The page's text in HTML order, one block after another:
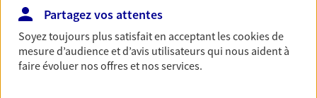
ou grande lectrice… personne n'est à l'abri d'un
accident du quotidien. Avec Ma Protection
Accident, protégez votre qualité de vie et vos
revenus.
Partagez vos attentes
Soyez toujours plus satisfait en acceptant lescookiesde
mesure d’audience et d’avis utilisateurs qui nous aident à
faire évoluer nos offres et nos services.